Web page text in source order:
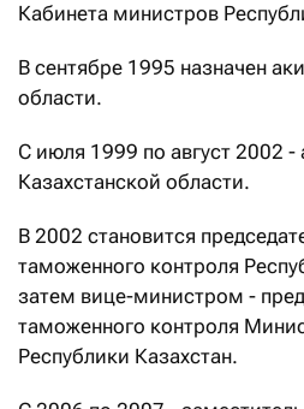
Кабинета министров
В сентябре 1995 назначен
области.
С июля 1999 по август 2002
Казахстанской области.
В 2002 становится
таможенного контроля
затем вице-министром -
таможенного контроля
Республики Казахстан.